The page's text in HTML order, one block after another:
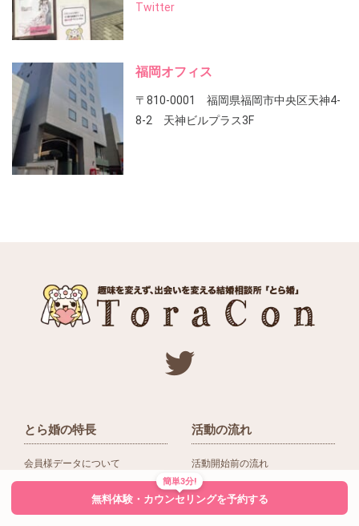
Twitter
福岡オフィス
〒810-0001 福岡県福岡市中央区天神4-
8-2 天神ビルプラス3F
とら婚の特長
会員様データについて
活動の流れ
活動開始前の流れ
入会後の活動の流れ
簡単3分!
無料体験・カウンセリングを予約する